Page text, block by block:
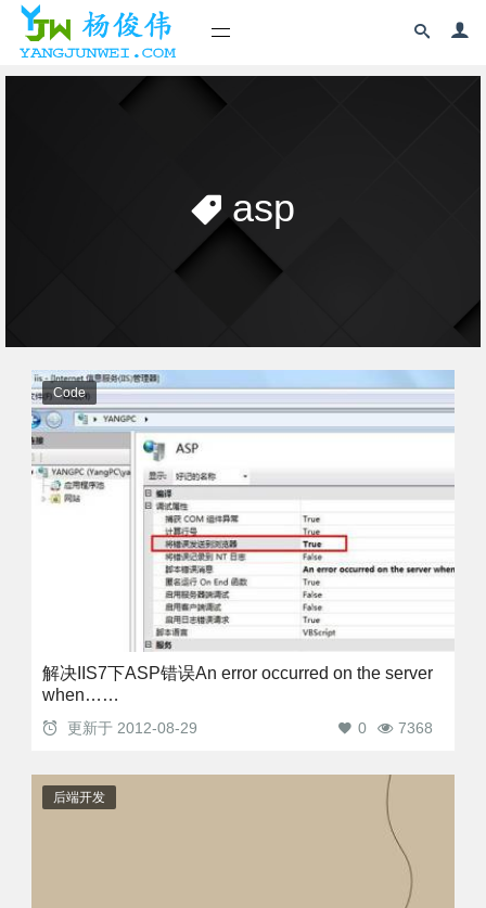
asp
Code
解决IIS7下ASP错误An error occurred on the server
when……
更新于 2012-08-29 7368
0
后端开发